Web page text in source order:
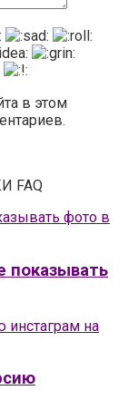
в этом
FAQ
показывать